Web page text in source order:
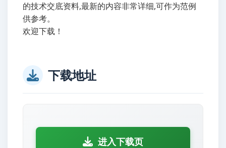
的技术交底资料,最新的内容非常详细,可作为范例
供参考。
欢迎下载！
下载地址
进入下载页